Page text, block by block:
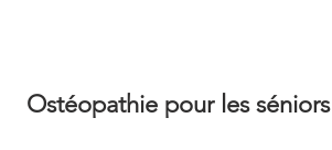
Ostéopathie pour les séniors